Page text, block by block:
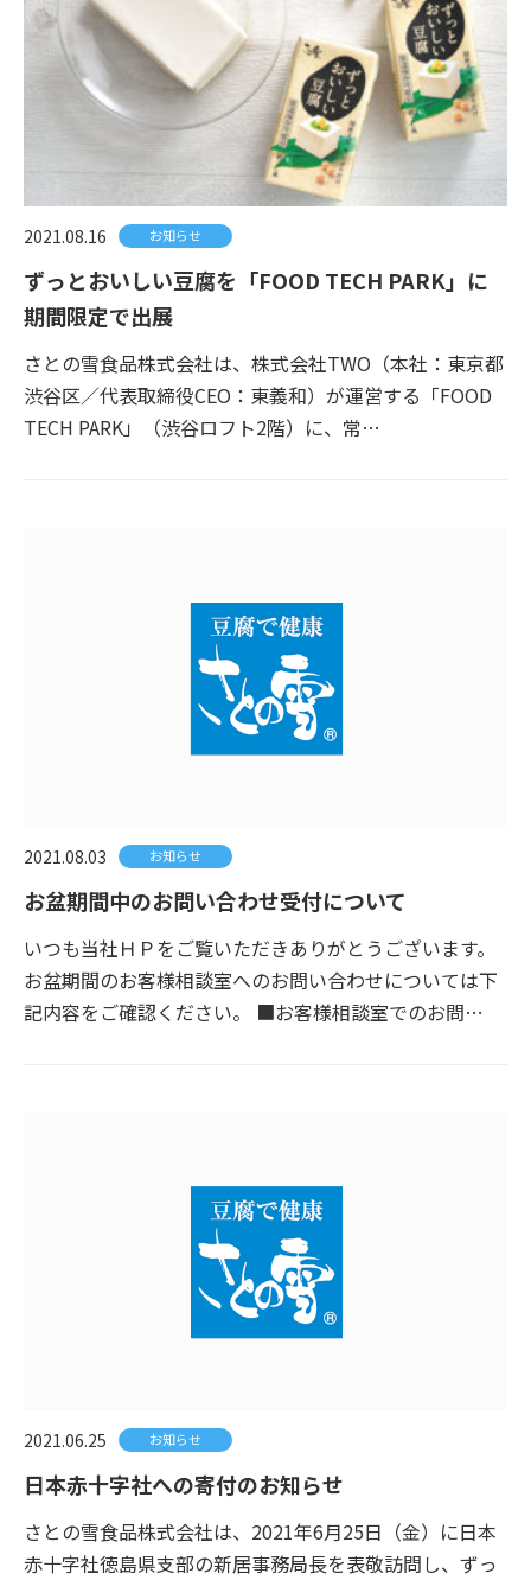
2021.08.16 お知らせ
ずっとおいしい豆腐を「FOOD TECH PARK」に
期間限定で出展
さとの雪食品株式会社は、株式会社TWO（本社：東京都
渋谷区／代表取締役CEO：東義和）が運営する「FOOD
TECH PARK」（渋谷ロフト2階）に、常…
2021.08.03 お知らせ
お盆期間中のお問い合わせ受付について
いつも当社ＨＰをご覧いただきありがとうございます。
お盆期間のお客様相談室へのお問い合わせについては下
記内容をご確認ください。 ■お客様相談室でのお問…
2021.06.25 お知らせ
日本赤十字社への寄付のお知らせ
さとの雪食品株式会社は、2021年6月25日（金）に日本
赤十字社徳島県支部の新居事務局長を表敬訪問し、ずっ